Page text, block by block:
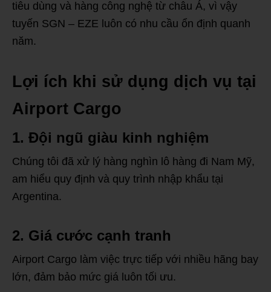
tiêu dùng và hàng công nghệ từ châu Á, vì vậy
tuyến SGN – EZE luôn có nhu cầu ổn định quanh
năm.
Lợi ích khi sử dụng dịch vụ tại
Airport Cargo
1. Đội ngũ giàu kinh nghiệm
Chúng tôi đã xử lý hàng nghìn lô hàng đi Nam Mỹ,
am hiểu quy định và quy trình nhập khẩu tại
Argentina.
2. Giá cước cạnh tranh
Airport Cargo làm việc trực tiếp với nhiều hãng bay
lớn, đảm bảo mức giá luôn tối ưu.